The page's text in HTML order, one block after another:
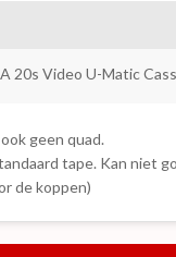
20s Video U-Matic
geen quad.
tape. Kan niet
de koppen)